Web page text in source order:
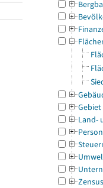
Gebiet
Land-
Zensus